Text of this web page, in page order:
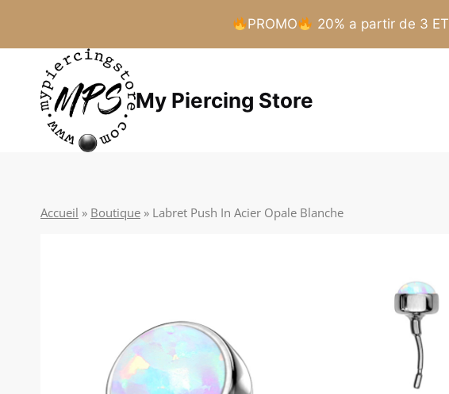
PROMO 20% a partir de 3 ET
contenu
My Piercing Store
Accueil » Boutique » Labret Push In Acier Opale Blanche